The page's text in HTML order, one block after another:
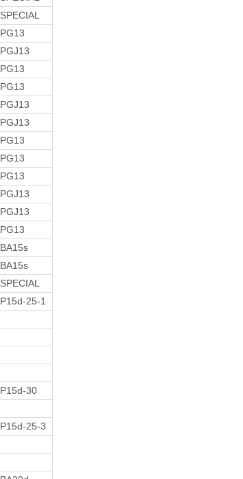
SPECIAL
PG13
PGJ13
PG13
PG13
PGJ13
PGJ13
PG13
PG13
PG13
PGJ13
PGJ13
PG13
BA15s
BA15s
SPECIAL
P15d-25-1
P15d-30
P15d-25-3